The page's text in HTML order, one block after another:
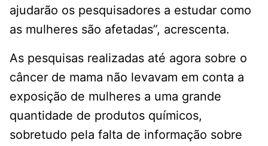
ajudarão os pesquisadores a estudar como
as mulheres são afetadas”, acrescenta.
As pesquisas realizadas até agora sobre o
câncer de mama não levavam em conta a
exposição de mulheres a uma grande
quantidade de produtos químicos,
sobretudo pela falta de informação sobre